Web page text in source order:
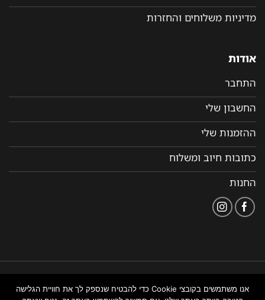
מדיניות משלוחים והחזרות
אודות
התחבר
החשבון שלי
ההזמנות שלי
כתובות חיוב ומשלוח
החנות
נגישות
באתר
ניהול אתרים
אנו משתמשים בקובצי Cookie כדי להבטיח שנספק לך את חוויית הגלישה